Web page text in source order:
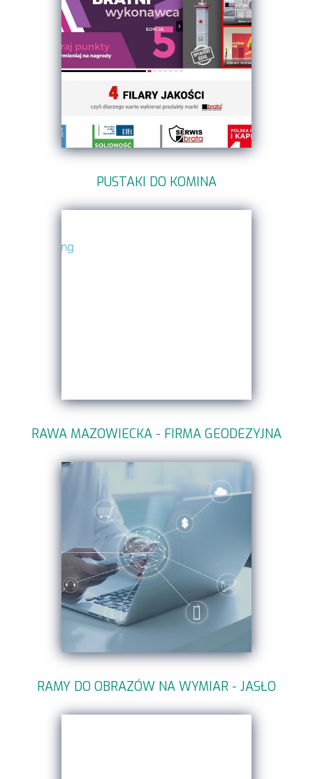
PUSTAKI DO KOMINA
RAWA MAZOWIECKA - FIRMA GEODEZYJNA
RAMY DO OBRAZÓW NA WYMIAR - JASŁO